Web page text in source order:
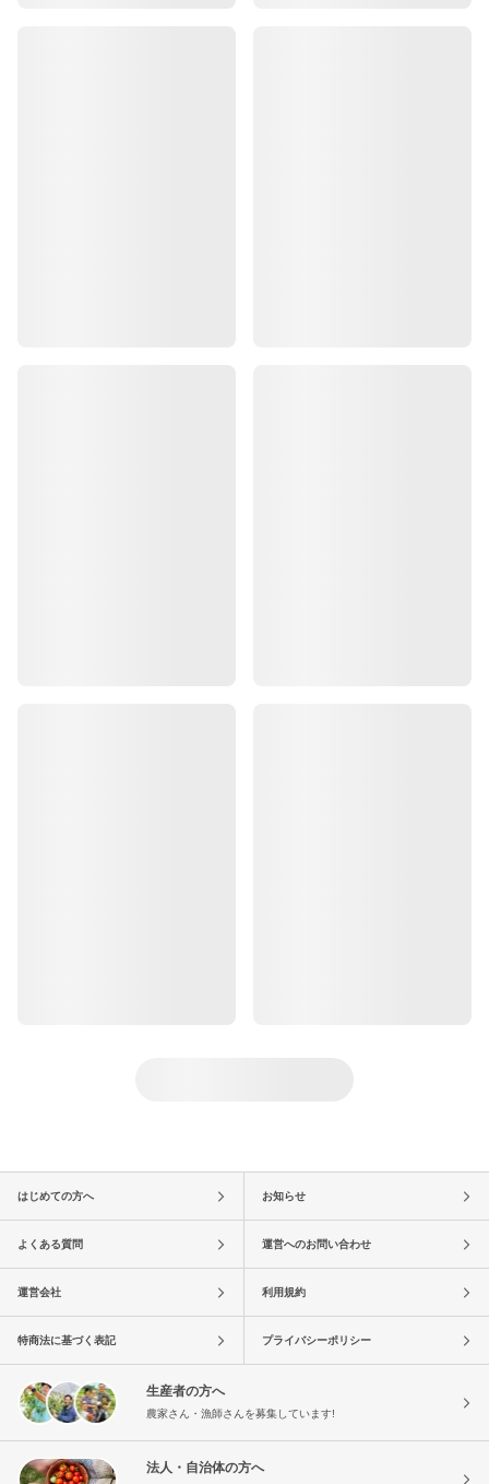
はじめての方へ お知らせ
よくある質問 運営へのお問い合わせ
運営会社 利用規約
特商法に基づく表記 プライバシーポリシー
生産者の方へ
農家さん・漁師さんを募集しています!
法人・自治体の方へ